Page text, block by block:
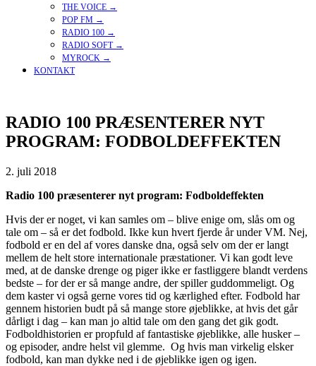
THE VOICE →
POP FM →
RADIO 100 →
RADIO SOFT →
MYROCK →
KONTAKT
RADIO 100 PRÆSENTERER NYT
PROGRAM: FODBOLDEFFEKTEN
2. juli 2018
Radio 100 præsenterer nyt program: Fodboldeffekten
Hvis der er noget, vi kan samles om – blive enige om, slås om og
tale om – så er det fodbold. Ikke kun hvert fjerde år under VM. Nej,
fodbold er en del af vores danske dna, også selv om der er langt
mellem de helt store internationale præstationer. Vi kan godt leve
med, at de danske drenge og piger ikke er fastliggere blandt verdens
bedste – for der er så mange andre, der spiller guddommeligt. Og
dem kaster vi også gerne vores tid og kærlighed efter. Fodbold har
gennem historien budt på så mange store øjeblikke, at hvis det går
dårligt i dag – kan man jo altid tale om den gang det gik godt.
Fodboldhistorien er propfuld af fantastiske øjeblikke, alle husker –
og episoder, andre helst vil glemme. Og hvis man virkelig elsker
fodbold, kan man dykke ned i de øjeblikke igen og igen.